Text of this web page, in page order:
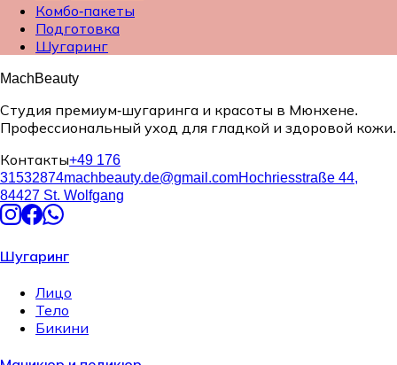
Комбо-пакеты
Подготовка
Шугаринг
MachBeauty
Студия премиум-шугаринга и красоты в Мюнхене.
Профессиональный уход для гладкой и здоровой кожи.
Контакты+49 176
31532874machbeauty.de@gmail.comHochriesstraße 44,
84427 St. Wolfgang
Шугаринг
Лицо
Тело
Бикини